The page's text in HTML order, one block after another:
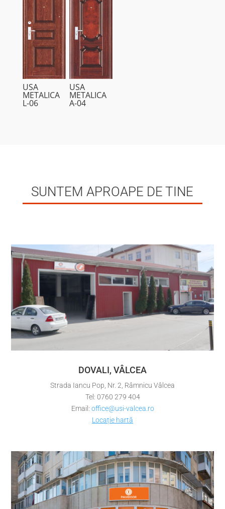
USA
METALICA
L-06
USA
METALICA
A-04
SUNTEM APROAPE DE TINE
DOVALI, VÂLCEA
Strada Iancu Pop, Nr. 2, Râmnicu Vâlcea
Tel: 0760 279 404
Email: office@usi-valcea.ro
Locație hartă